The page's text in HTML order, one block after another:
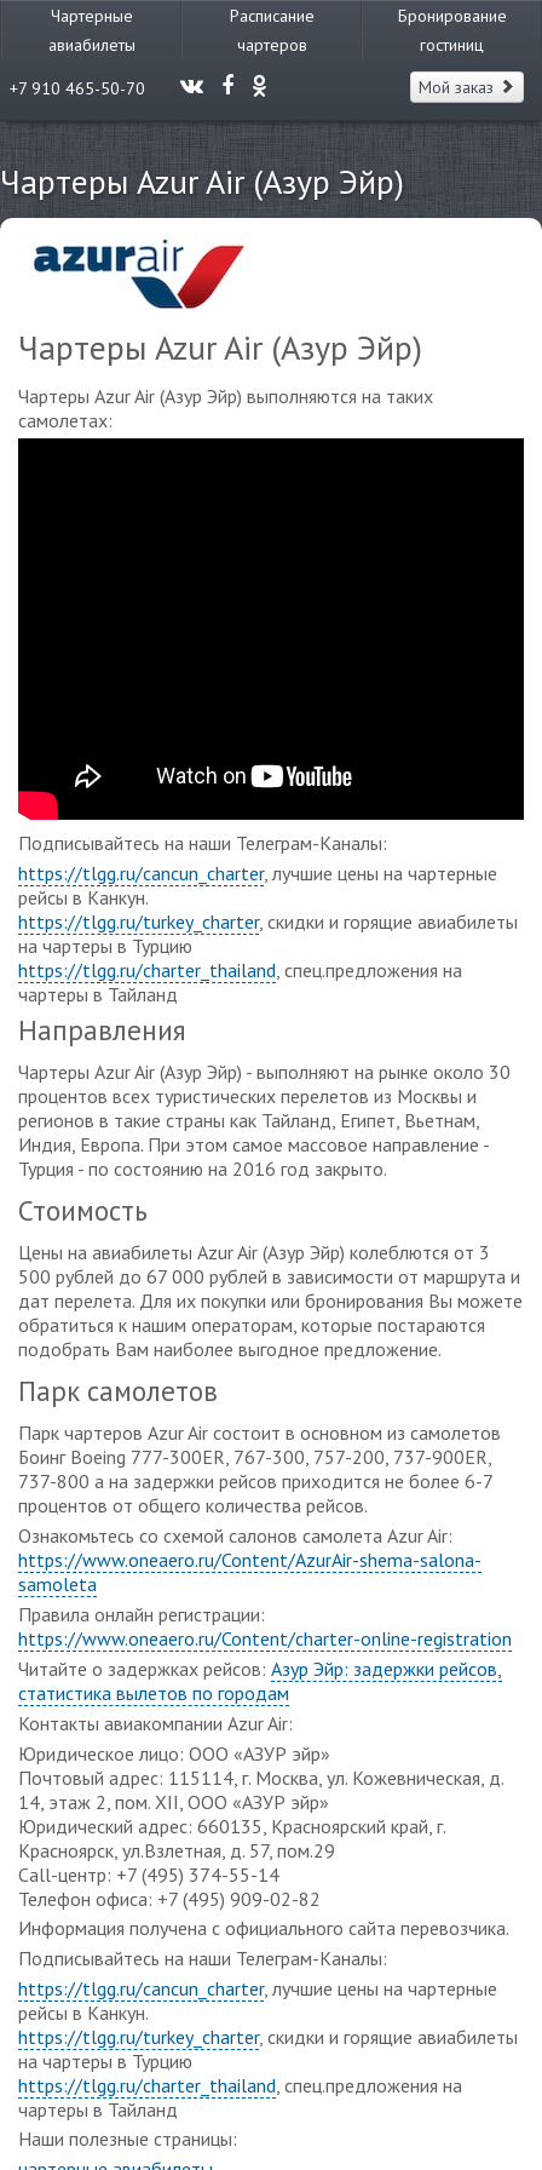
Чартерные
авиабилеты
Расписание
чартеров
Бронирование
гостиниц
+7 910 465-50-70
Мой заказ
Чартеры Azur Air (Азур Эйр)
Чартеры Azur Air (Азур Эйр)
Чартеры Azur Air (Азур Эйр) выполняются на таких
самолетах:
Подписывайтесь на наши Телеграм-Каналы:
https://tlgg.ru/cancun_charter, лучшие цены на чартерные
рейсы в Канкун.
https://tlgg.ru/turkey_charter, скидки и горящие авиабилеты
на чартеры в Турцию
https://tlgg.ru/charter_thailand, спец.предложения на
чартеры в Тайланд
Направления
Чартеры Azur Air (Азур Эйр) - выполняют на рынке около 30
процентов всех туристических перелетов из Москвы и
регионов в такие страны как Тайланд, Египет, Вьетнам,
Индия, Европа. При этом самое массовое направление -
Турция - по состоянию на 2016 год закрыто.
Стоимость
Цены на авиабилеты Azur Air (Азур Эйр) колеблются от 3
500 рублей до 67 000 рублей в зависимости от маршрута и
дат перелета. Для их покупки или бронирования Вы можете
обратиться к нашим операторам, которые постараются
подобрать Вам наиболее выгодное предложение.
Парк самолетов
Парк чартеров Azur Air состоит в основном из самолетов
Боинг Boeing 777-300ER, 767-300, 757-200, 737-900ER,
737-800 а на задержки рейсов приходится не более 6-7
процентов от общего количества рейсов.
Ознакомьтесь со схемой салонов самолета Azur Air:
https://www.oneaero.ru/Content/AzurAir-shema-salona-
samoleta
Правила онлайн регистрации:
https://www.oneaero.ru/Content/charter-online-registration
Читайте о задержках рейсов: Азур Эйр: задержки рейсов,
статистика вылетов по городам
Контакты авиакомпании Azur Air:
Юридическое лицо: ООО «АЗУР эйр»
Почтовый адрес: 115114, г. Москва, ул. Кожевническая, д.
14, этаж 2, пом. XII, ООО «АЗУР эйр»
Юридический адрес: 660135, Красноярский край, г.
Красноярск, ул.Взлетная, д. 57, пом.29
Call-центр: +7 (495) 374-55-14
Телефон офиса: +7 (495) 909-02-82
Информация получена с официального сайта перевозчика.
Подписывайтесь на наши Телеграм-Каналы:
https://tlgg.ru/cancun_charter, лучшие цены на чартерные
рейсы в Канкун.
https://tlgg.ru/turkey_charter, скидки и горящие авиабилеты
на чартеры в Турцию
https://tlgg.ru/charter_thailand, спец.предложения на
чартеры в Тайланд
Наши полезные страницы: